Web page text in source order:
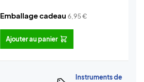
Emballage cadeau 6,95€
Ajouter au panier
Instruments de